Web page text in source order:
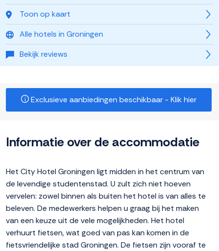
Toon op kaart
Alle hotels in Groningen
Bekijk reviews
Exclusieve aanbiedingen beschikbaar - Klik hier
Informatie over de accommodatie
Het City Hotel Groningen ligt midden in het centrum van
de levendige studentenstad. U zult zich niet hoeven
vervelen: zowel binnen als buiten het hotel is van alles te
beleven. De medewerkers helpen u graag bij het maken
van een keuze uit de vele mogelijkheden. Het hotel
verhuurt fietsen, wat goed van pas kan komen in de
fietsvriendelijke stad Groningen. De fietsen zijn vooraf te